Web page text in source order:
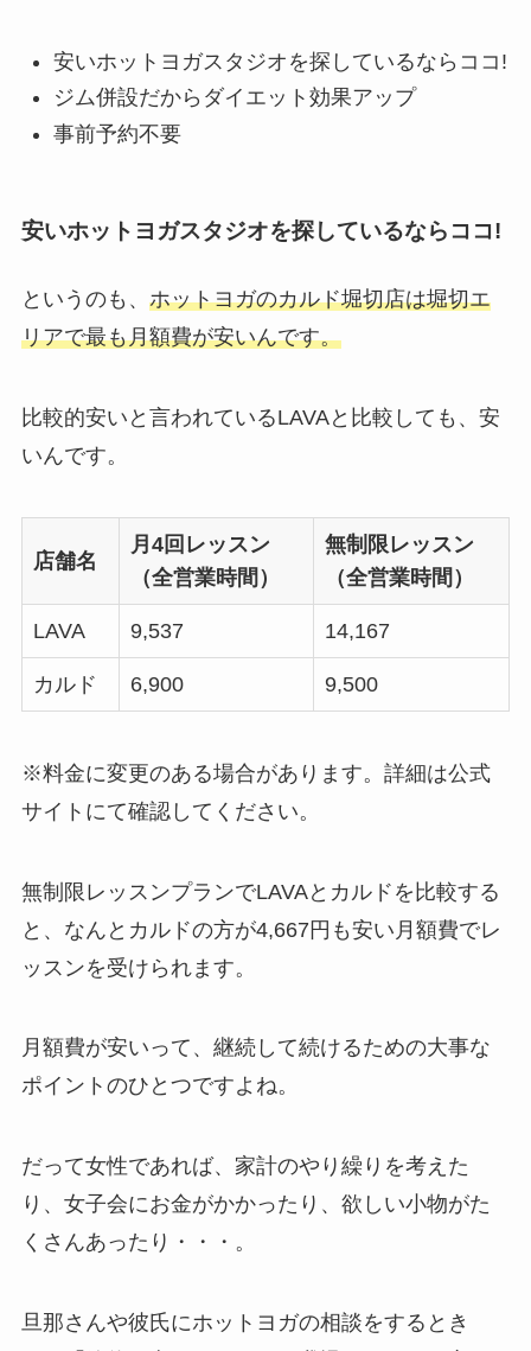
安いホットヨガスタジオを探しているならココ!
ジム併設だからダイエット効果アップ
事前予約不要
安いホットヨガスタジオを探しているならココ!
というのも、 ホットヨガのカルド堀切店は堀切エ
リアで最も月額費が安いんです。
比較的安いと言われているLAVAと比較しても、安
いんです。
店舗名
月4回レッスン
（全営業時間）
無制限レッスン
（全営業時間）
LAVA 9,537 14,167
カルド 6,900 9,500
※料金に変更のある場合があります。詳細は公式
サイトにて確認してください。
無制限レッスンプランでLAVAとカルドを比較する
と、なんと カルドの方が4,667円も安い月額費でレ
ッスンを受けられます。
月額費が安いって、継続して続けるための大事な
ポイントのひとつですよね。
だって女性であれば、家計のやり繰りを考えた
り、女子会にお金がかかったり、欲しい小物がた
くさんあったり・・・。
旦那さんや彼氏にホットヨガの相談をするとき